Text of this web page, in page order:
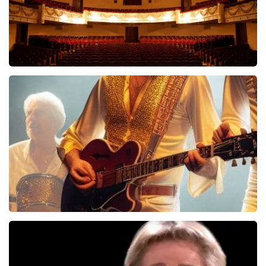
Malle Babbe
704+ reviews
BEKIJKEN
reviews